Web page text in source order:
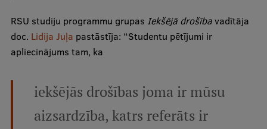
Studiju un vides pieejamība
Dati par 2025. gadu
Mūžizglītība
RSU studiju programmu grupas Iekšējā drošībavadītāja
doc. Lidija Juļa pastāstīja: “Studentu pētījumi ir
apliecinājums tam, ka
iekšējās drošības joma ir mūsu
aizsardzība, katrs referāts ir